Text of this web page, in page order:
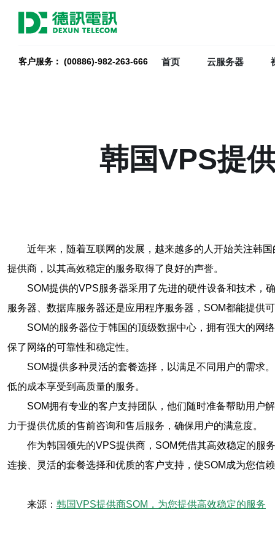
客户服务： (00886)-982-263-666 首页 云服务器
韩国VPS提
近年来，随着互联网的发展，越来越多的人开始关注韩
提供商，以其高效稳定的服务取得了良好的声誉。
SOM提供的VPS服务器采用了先进的硬件设备和技术，
服务器、数据库服务器还是应用程序服务器，SOM都能提供
SOM的服务器位于韩国的顶级数据中心，拥有强大的网
保了网络的可靠性和稳定性。
SOM提供多种灵活的套餐选择，以满足不同用户的需求
低的成本享受到高质量的服务。
SOM拥有专业的客户支持团队，他们随时准备帮助用户
力于提供优质的售前咨询和售后服务，确保用户的满意度。
作为韩国领先的VPS提供商，SOM凭借其高效稳定的服
连接、灵活的套餐选择和优质的客户支持，使SOM成为您信
来源： 韩国VPS提供商SOM，为您提供高效稳定的服务